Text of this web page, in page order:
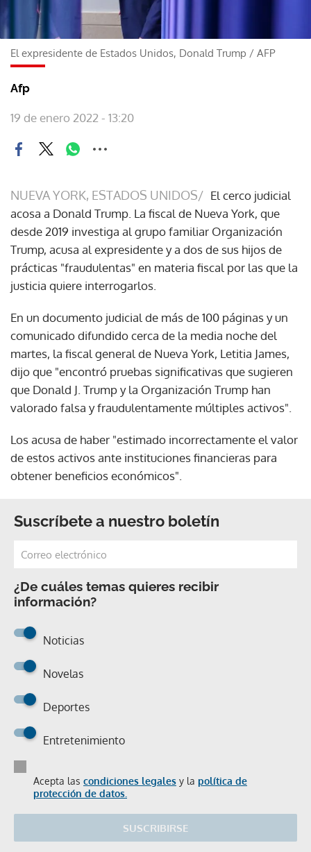
El expresidente de Estados Unidos, Donald Trump / AFP
Afp
19 de enero 2022 - 13:20
NUEVA YORK, ESTADOS UNIDOS/ El cerco judicial
acosa a Donald Trump. La fiscal de Nueva York, que
desde 2019 investiga al grupo familiar Organización
Trump, acusa al expresidente y a dos de sus hijos de
prácticas "fraudulentas" en materia fiscal por las que la
justicia quiere interrogarlos.
En un documento judicial de más de 100 páginas y un
comunicado difundido cerca de la media noche del
martes, la fiscal general de Nueva York, Letitia James,
dijo que "encontró pruebas significativas que sugieren
que Donald J. Trump y la Organización Trump han
valorado falsa y fraudulentamente múltiples activos".
Los acusa de haber "estimado incorrectamente el valor
de estos activos ante instituciones financieras para
obtener beneficios económicos".
Suscríbete a nuestro boletín
¿De cuáles temas quieres recibir
información?
Noticias
Novelas
Deportes
Entretenimiento
Acepta las condiciones legales y la política de
protección de datos.
SUSCRIBIRSE